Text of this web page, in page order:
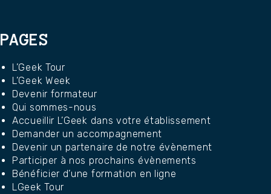
PAGES
L’Geek Tour
L’Geek Week
Devenir formateur
Qui sommes-nous
Accueillir L’Geek dans votre établissement
Demander un accompagnement
Devenir un partenaire de notre évènement
Participer à nos prochains évènements
Bénéficier d’une formation en ligne
LGeek Tour